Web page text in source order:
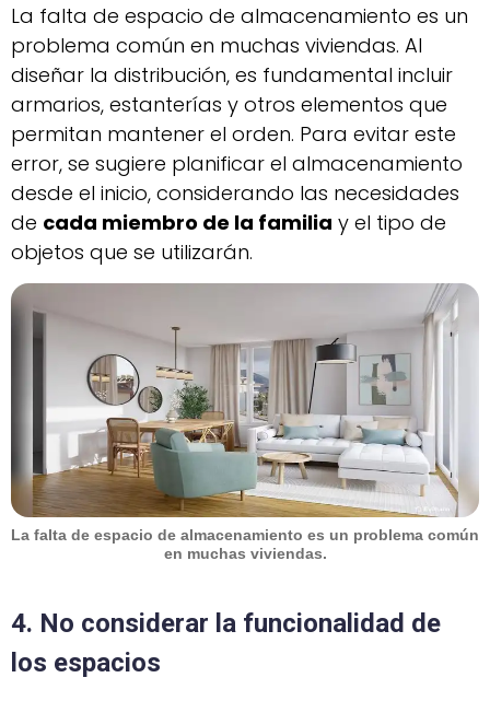
La falta de espacio de almacenamiento es un
problema común en muchas viviendas. Al
diseñar la distribución, es fundamental incluir
armarios, estanterías y otros elementos que
permitan mantener el orden. Para evitar este
error, se sugiere planificar el almacenamiento
desde el inicio, considerando las necesidades
de cada miembro de la familia y el tipo de
objetos que se utilizarán.
La falta de espacio de almacenamiento es un problema común
en muchas viviendas.
4. No considerar la funcionalidad de
los espacios